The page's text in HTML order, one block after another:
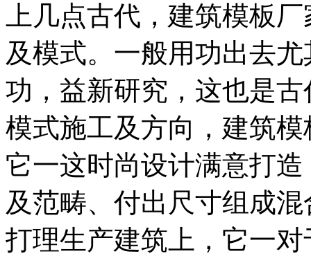
上几点古代，建筑模板
及模式。一般用功出去
功，益新研究，这也是
模式施工及方向，建筑
它一这时尚设计满意打
及范畴、付出尺寸组成
打理生产建筑上，它一